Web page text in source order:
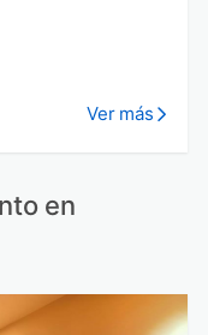
Ver más
en